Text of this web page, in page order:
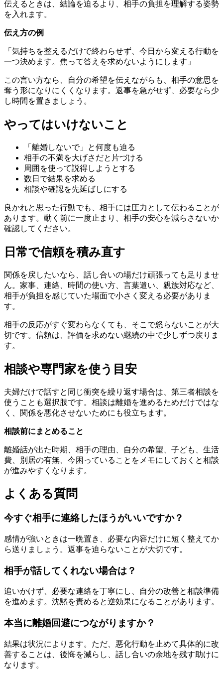
伝えるときは、結論を迫るより、相手の負担を理解する姿勢
を入れます。
伝え方の例
「気持ちを整えるだけで終わらせず、今日から変える行動を
一つ決めます。焦って答えを求めないようにします」
この言い方なら、自分の希望を伝えながらも、相手の意思を
奪う形になりにくくなります。返事を急がせず、必要なら少
し時間を置きましょう。
やってはいけないこと
「離婚しないで」と何度も迫る
相手の不満を大げさだと片づける
周囲を使って説得しようとする
数日で結果を求める
相談や確認を先延ばしにする
良かれと思った行動でも、相手には圧力として伝わることが
あります。動く前に一度止まり、相手の安心を減らさないか
確認してください。
日常で信頼を積み直す
関係を戻したいなら、話し合いの場だけ頑張っても足りませ
ん。家事、連絡、時間の使い方、言葉遣い、親族対応など、
相手が負担を感じていた場面で小さく変える必要がありま
す。
相手の反応がすぐ変わらなくても、そこで怒らないことが大
切です。信頼は、評価を求めない継続の中で少しずつ戻りま
す。
相談や専門家を使う目安
夫婦だけで話すと同じ衝突を繰り返す場合は、第三者相談を
使うことも選択肢です。相談は離婚を進めるためだけではな
く、関係を悪化させないためにも役立ちます。
相談前にまとめること
離婚話が出た時期、相手の理由、自分の希望、子ども、生活
費、別居の有無、今困っていることをメモにしておくと相談
が進みやすくなります。
よくある質問
今すぐ相手に連絡したほうがいいですか？
感情が強いときは一晩置き、必要な内容だけに短く整えてか
ら送りましょう。返事を迫らないことが大切です。
相手が話してくれない場合は？
追いかけず、必要な連絡を丁寧にし、自分の改善と相談準備
を進めます。沈黙を責めると逆効果になることがあります。
本当に離婚回避につながりますか？
結果は状況によります。ただ、悪化行動を止めて具体的に改
善することは、後悔を減らし、話し合いの余地を残す助けに
なります。